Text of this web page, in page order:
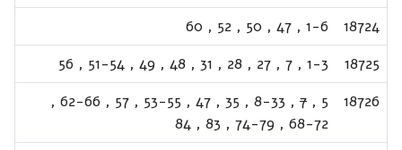
18724
1-6
,
47
,
50
,
52
,
60
18725
1-3
,
7
,
27
,
28
,
31
,
48
,
49
,
51-54
,
56
18726
5
,
7
,
8-33
,
35
,
47
,
53-55
,
57
,
62-66
,
68-72
,
74-79
,
83
,
84